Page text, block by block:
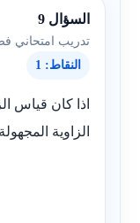
السؤال 9
تدريب امتحاني
النقاط: 1
الزاوية المجهولة